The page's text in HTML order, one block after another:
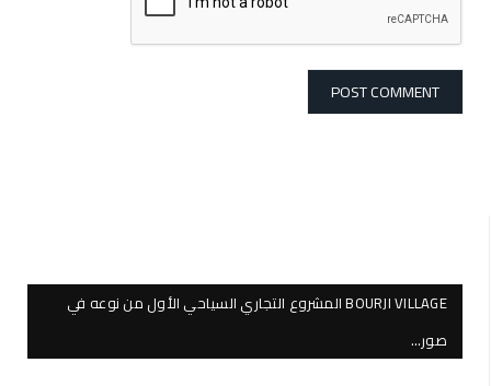
BOURJI VILLAGE المشروع التجاري السياحي الأول من نوعه في
صور…